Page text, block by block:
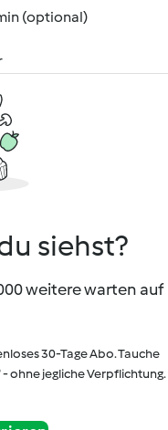
(optional)
siehst?
weitere warten auf
30-Tage Abo. Tauche
ohne jegliche Verpflichtung.